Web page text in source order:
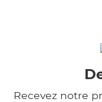
Recevez notre